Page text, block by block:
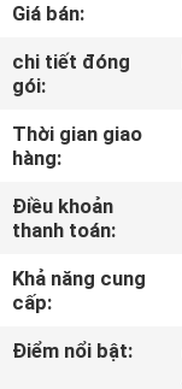
THAM
QUAN
NHÀ
MÁY
KIỂM
SOÁT
CHẤT
LƯỢNG
Giá bán:
chi tiết đóng
gói:
Thời gian giao
hàng:
Điều khoản
thanh toán:
Khả năng cung
cấp:
Điểm nổi bật: